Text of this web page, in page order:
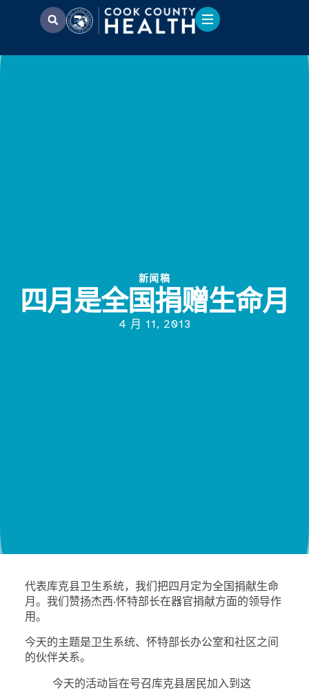
新闻稿
四月是全国捐赠生命月
4 月 11, 2013
代表库克县卫生系统，我们把四月定为全国捐献生命
月。我们赞扬杰西·怀特部长在器官捐献方面的领导作
用。
今天的主题是卫生系统、怀特部长办公室和社区之间
的伙伴关系。
今天的活动旨在号召库克县居民加入到这